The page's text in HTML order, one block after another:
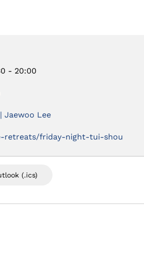
- 20:00
Jaewoo Lee
retreats/friday-night-tui-shou
(.ics)